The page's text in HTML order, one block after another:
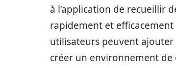
à l’application de recueillir
rapidement et
utilisateurs peuvent
créer un environnement de